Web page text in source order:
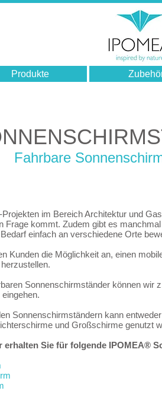
Produkte
Fahrbare
im Bereich Architektur und
Frage kommt. Zudem gibt es
einfach an verschiedene Orte
Kunden die Möglichkeit an, einen
Sonnenschirmständer können wir
Sonnenschirmständern kann
und Großschirme genutzt
erhalten Sie für folgende IPOMEA®